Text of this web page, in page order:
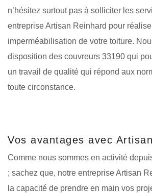
n’hésitez surtout pas à solliciter les
entreprise Artisan Reinhard pour
imperméabilisation de votre toiture.
disposition des couvreurs 33190 qui
un travail de qualité qui répond aux
toute circonstance.
Vos avantages avec
Comme nous sommes en activité
; sachez que, notre entreprise Artisan
la capacité de prendre en main vos